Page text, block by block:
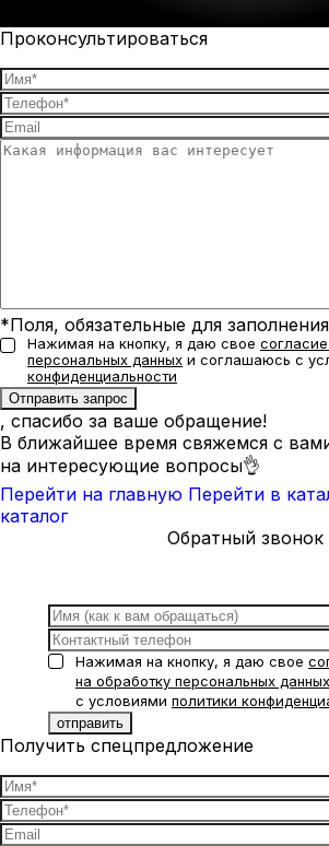
Проконсультироваться
*Поля, обязательные для заполнения
Нажимая на кнопку, я даю свое
персональных данных и соглашаюсь с
конфиденциальности
, спасибо за ваше обращение!
В ближайшее время свяжемся с
на интересующие вопросы👌
Перейти на главную Перейти в
каталог
Обратный звонок
Нажимая на кнопку, я даю свое
на обработку персональных данных
с условиями политики
Получить спецпредложение